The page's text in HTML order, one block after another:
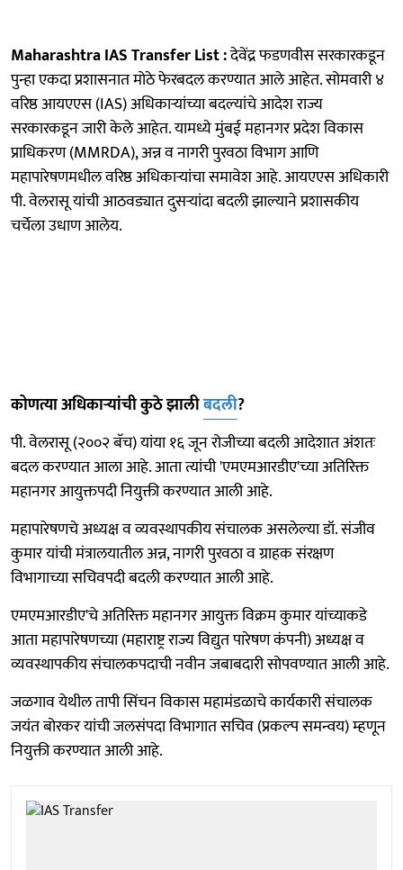
Maharashtra IAS Transfer List :देवेंद्र फडणवीस सरकारकडून
पुन्हा एकदा प्रशासनात मोठे फेरबदल करण्यात आले आहेत. सोमवारी ४
वरिष्ठ आयएएस (IAS) अधिकाऱ्यांच्या बदल्यांचे आदेश राज्य
सरकारकडून जारी केले आहेत. यामध्ये मुंबई महानगर प्रदेश विकास
प्राधिकरण (MMRDA), अन्न व नागरी पुरवठा विभाग आणि
महापारेषणमधील वरिष्ठ अधिकाऱ्यांचा समावेश आहे. आयएएस अधिकारी
पी. वेलरासू यांची आठवड्यात दुसऱ्यांदा बदली झाल्याने प्रशासकीय
चर्चेला उधाण आलेय.
कोणत्या अधिकाऱ्यांची कुठे झालीबदली?
पी. वेलरासू (२००२ बॅच) यांया १६ जून रोजीच्या बदली आदेशात अंशतः
बदल करण्यात आला आहे. आता त्यांची 'एमएमआरडीए'च्या अतिरिक्त
महानगर आयुक्तपदी नियुक्ती करण्यात आली आहे.
महापारेषणचे अध्यक्ष व व्यवस्थापकीय संचालक असलेल्या डॉ. संजीव
कुमार यांची मंत्रालयातील अन्न, नागरी पुरवठा व ग्राहक संरक्षण
विभागाच्या सचिवपदी बदली करण्यात आली आहे.
एमएमआरडीए'चे अतिरिक्त महानगर आयुक्त विक्रम कुमार यांच्याकडे
आता महापारेषणच्या (महाराष्ट्र राज्य विद्युत पारेषण कंपनी) अध्यक्ष व
व्यवस्थापकीय संचालकपदाची नवीन जबाबदारी सोपवण्यात आली आहे.
जळगाव येथील तापी सिंचन विकास महामंडळाचे कार्यकारी संचालक
जयंत बोरकर यांची जलसंपदा विभागात सचिव (प्रकल्प समन्वय) म्हणून
नियुक्ती करण्यात आली आहे.